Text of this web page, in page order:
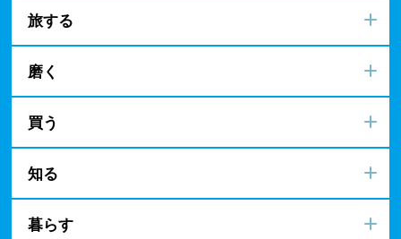
旅する
磨く
買う
知る
暮らす